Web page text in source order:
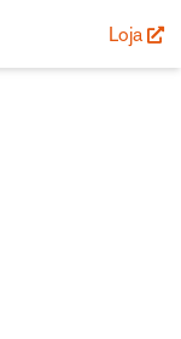
Loja